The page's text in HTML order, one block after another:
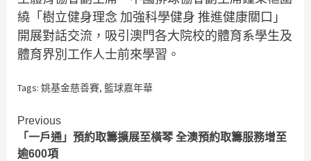
繞「樹立健身理念 加強科學健身 推進健康關口」
開展對話交流，吸引澳門各大院校的體育系學生及
體育界別工作人士前來學習。
Tags: 姚基金慈善賽, 籃球嘉年華
Continue
Reading
Previous
「一戶通」預約取籌擴展至橫琴 全澳預約取籌服務增至
逾600項